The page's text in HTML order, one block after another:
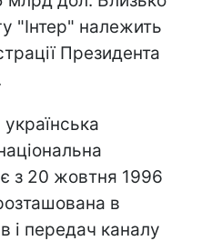
"Інтер" належить
Президента
з 20 жовтня 1996
в
і передач каналу